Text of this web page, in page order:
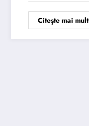
Citește mai mult